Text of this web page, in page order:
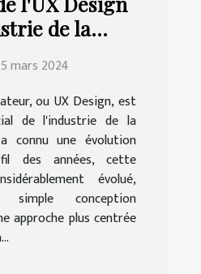
de la
mars 2024
ou UX Design, est
de l'industrie de la
connu une évolution
des années, cette
évolué,
simple conception
approche plus centrée